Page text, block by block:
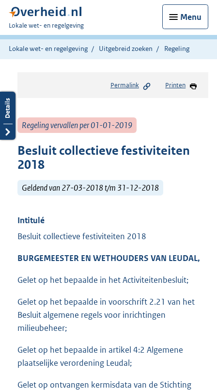
Menu
U
bent
hier:
Lokale wet- en regelgeving
Lokale wet- en regelgeving Uitgebreid zoeken Regeling
Permalink Printen
Regeling vervallen per 01-01-2019
Besluit collectieve festiviteiten
2018
Geldend van 27-03-2018 t/m 31-12-2018
Intitulé
Besluit collectieve festiviteiten 2018
BURGEMEESTER EN WETHOUDERS VAN LEUDAL,
Gelet op het bepaalde in het Activiteitenbesluit;
Gelet op het bepaalde in voorschrift 2.21 van het
Besluit algemene regels voor inrichtingen
milieubeheer;
Gelet op het bepaalde in artikel 4:2 Algemene
plaatselijke verordening Leudal;
Gelet op ontvangen kermisdata van de Stichting